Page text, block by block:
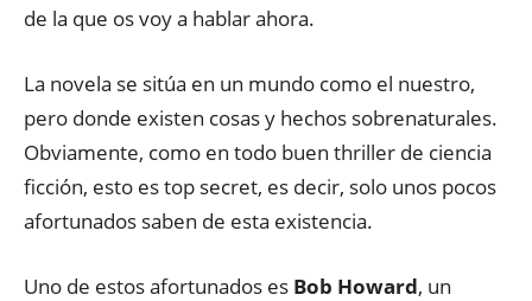
de la que os voy a hablar ahora.
La novela se sitúa en un mundo como el nuestro,
pero donde existen cosas y hechos sobrenaturales.
Obviamente, como en todo buen thriller de ciencia
ficción, esto es top secret, es decir, solo unos pocos
afortunados saben de esta existencia.
Uno de estos afortunados es Bob Howard, un